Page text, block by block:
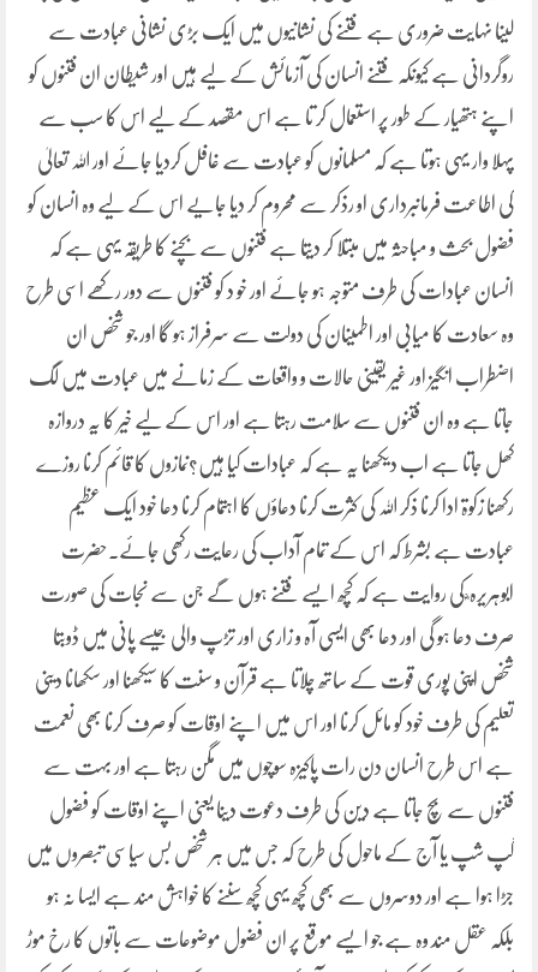
لینا نہایت ضروری ہے فتنے کی نشانیوں میں ایک بڑی نشانی عبادت سے
روگردانی ہے کیونکہ فتنے انسان کی آزمائش کے لیے ہیں اور شیطان ان فتنوں کو
اپنے ہتھیار کے طور پر استعمال کر تا ہے اس مقصد کے لیے اس کا سب سے
پہلا وار یہی ہوتا ہے کہ مسلمانوں کو عبادت سے غافل کردیا جائے اور اللہ تعالیٰ
کی اطاعت فرمانبرداری او رذکر سے محروم کر دیا جایے اس کے لیے وہ انسان کو
فضول بحث و مباحثہ میں مبتلا کر دیتا ہے فتنوں سے بچنے کا طریقہ یہی ہے کہ
انسان عبادات کی طرف متوجہ ہو جائے اور خو د کو فتنوں سے دور رکھے اسی طرح
وہ سعادت کا میابی اور اطمینان کی دولت سے سرفراز ہو گا اور جو شخص ان
اضطراب انگیز اور غیر یقینی حالات و واقعات کے زمانے میں عبادت میں لگ
جاتا ہے وہ ان فتنوں سے سلامت رہتا ہے اور اس کے لیے خیر کا یہ دروازہ
کھل جاتا ہے اب دیکھنا یہ ہے کہ عبادات کیا ہیں؟نمازوں کا قائم کرنا روزے
رکھنا زکوۃ ادا کرنا ذکر اللہ کی کثرت کرنا دعاؤں کا اہتمام کرنا دعا خود ایک عظیم
عبادت ہے بشرط کہ اس کے تمام آداب کی رعایت رکھی جائے۔حضرت
ابوہریرہ ؓ کی روایت ہے کہ کچھ ایسے فتنے ہوں گے جن سے نجات کی صورت
صرف دعا ہو گی اور دعا بھی ایسی آہ و زاری اور تڑپ والی جیسے پانی میں ڈوبتا
شخص اپنی پوری قوت کے ساتھ چلاتا ہے قرآن و سنت کا سیکھنا اور سکھانا دینی
تعلیم کی طرف خود کو مائل کرنا اور اس میں اپنے اوقات کو صرف کرنا بھی نعمت
ہے اس طرح انسان دن رات پاکیزہ سوچوں میں مگن رہتا ہے اور بہت سے
فتنوں سے بچ جاتا ہے دین کی طرف دعوت دینا یعنی اپنے اوقات کو فضول
گپ شپ یا آج کے ماحول کی طرح کہ جس میں ہر شخص بس سیاسی تبصروں میں
جڑا ہوا ہے اور دوسروں سے بھی کچھ یہی کچھ سننے کا خواہش مند ہے ایسا نہ ہو
بلکہ عقل مند وہ ہے جو ایسے موقع پر ان فضول موضوعات سے باتوں کا رخ موڑ